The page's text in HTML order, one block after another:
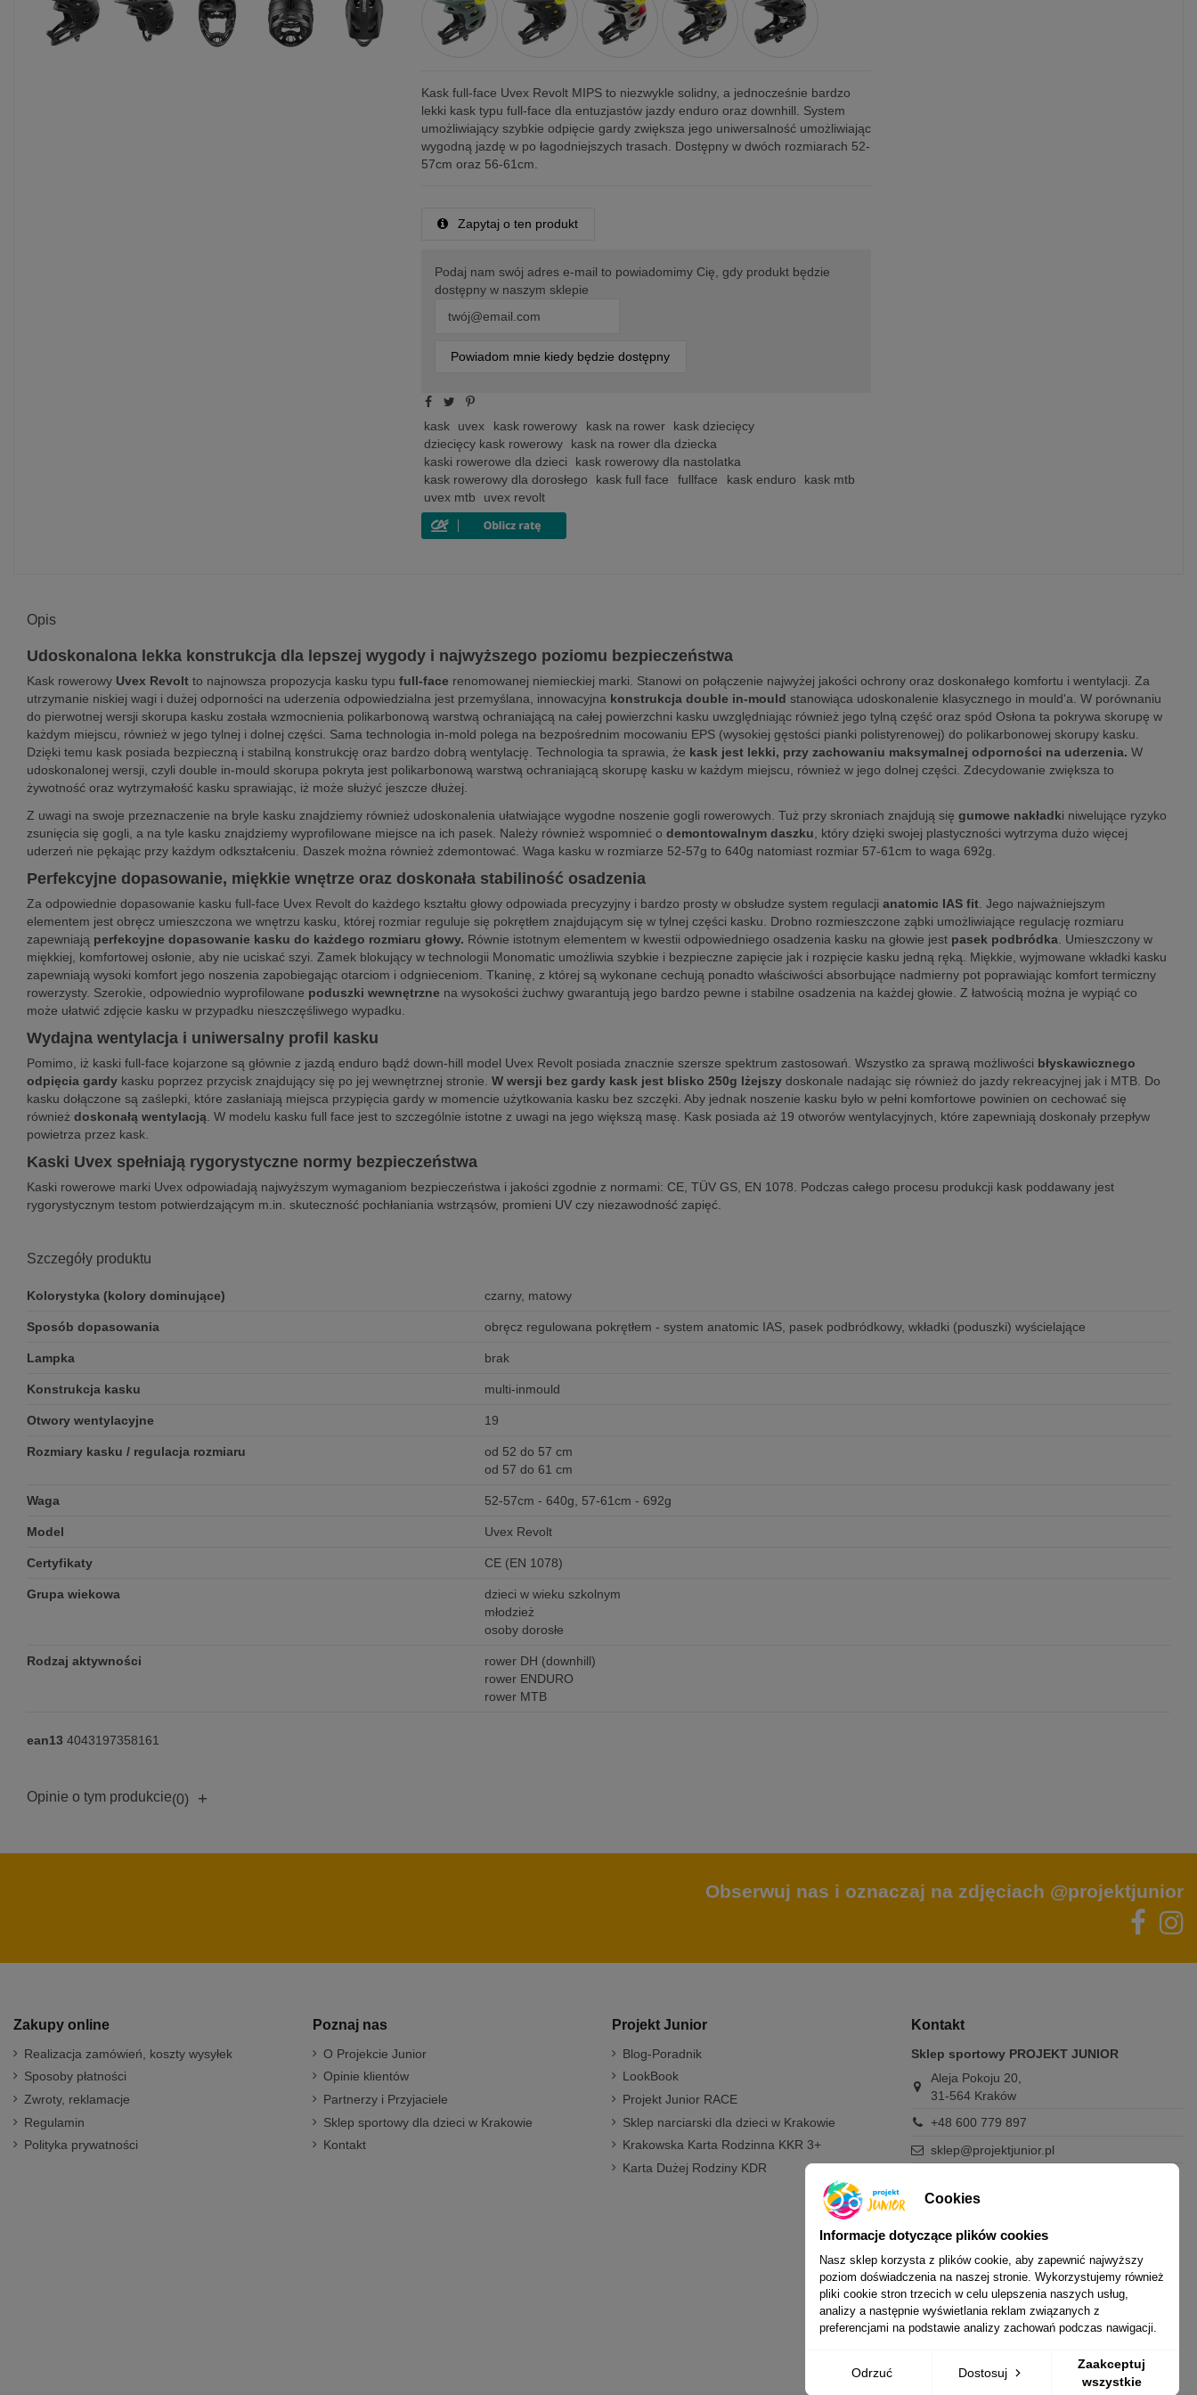
Kask full-face Uvex Revolt MIPS to niezwykle solidny, a jednocześnie bardzo
lekki kask typu full-face dla entuzjastów jazdy enduro oraz downhill. System
umożliwiający szybkie odpięcie gardy zwiększa jego uniwersalność umożliwiając
wygodną jazdę w po łagodniejszych trasach. Dostępny w dwóch rozmiarach 52-
57cm oraz 56-61cm.
Zapytaj o ten produkt
Podaj nam swój adres e-mail to powiadomimy Cię, gdy produkt będzie
dostępny w naszym sklepie
Powiadom mnie kiedy będzie dostępny
kask uvex kask rowerowy kask na rower
kask dziecięcy
dziecięcy kask rowerowy
kask na rower dla dziecka
kaski rowerowe dla dzieci
kask rowerowy dla nastolatka
kask rowerowy dla dorosłego
kask full face fullface kask enduro
kask mtb
uvex mtb
uvex revolt
Opis
Udoskonalona lekka konstrukcja dla lepszej wygody i najwyższego poziomu bezpieczeństwa
Kask rowerowy Uvex Revolt to najnowsza propozycja kasku typu full-face renomowanej niemieckiej marki. Stanowi on połączenie najwyżej jakości ochrony oraz doskonałego komfortu i wentylacji. Za
utrzymanie niskiej wagi i dużej odporności na uderzenia odpowiedzialna jest przemyślana, innowacyjna konstrukcja double in-mould stanowiąca udoskonalenie klasycznego in mould'a. W porównaniu
do pierwotnej wersji skorupa kasku została wzmocnienia polikarbonową warstwą ochraniającą na całej powierzchni kasku uwzględniając również jego tylną część oraz spód Osłona ta pokrywa skorupę w
każdym miejscu, również w jego tylnej i dolnej części. Sama technologia in-mold polega na bezpośrednim mocowaniu EPS (wysokiej gęstości pianki polistyrenowej) do polikarbonowej skorupy kasku.
Dzięki temu kask posiada bezpieczną i stabilną konstrukcję oraz bardzo dobrą wentylację. Technologia ta sprawia, że kask jest lekki, przy zachowaniu maksymalnej odporności na uderzenia. W
udoskonalonej wersji, czyli double in-mould skorupa pokryta jest polikarbonową warstwą ochraniającą skorupę kasku w każdym miejscu, również w jego dolnej części. Zdecydowanie zwiększa to
żywotność oraz wytrzymałość kasku sprawiając, iż może służyć jeszcze dłużej.
Z uwagi na swoje przeznaczenie na bryle kasku znajdziemy również udoskonalenia ułatwiające wygodne noszenie gogli rowerowych. Tuż przy skroniach znajdują się gumowe nakładki niwelujące ryzyko
zsunięcia się gogli, a na tyle kasku znajdziemy wyprofilowane miejsce na ich pasek. Należy również wspomnieć o demontowalnym daszku , który dzięki swojej plastyczności wytrzyma dużo więcej
uderzeń nie pękając przy każdym odkształceniu. Daszek można również zdemontować. Waga kasku w rozmiarze 52-57g to 640g natomiast rozmiar 57-61cm to waga 692g.
Perfekcyjne dopasowanie, miękkie wnętrze oraz doskonała stabiliność osadzenia
Za odpowiednie dopasowanie kasku full-face Uvex Revolt do każdego kształtu głowy odpowiada precyzyjny i bardzo prosty w obsłudze system regulacji anatomic IAS fit . Jego najważniejszym
elementem jest obręcz umieszczona we wnętrzu kasku, której rozmiar reguluje się pokrętłem znajdującym się w tylnej części kasku. Drobno rozmieszczone ząbki umożliwiające regulację rozmiaru
zapewniają perfekcyjne dopasowanie kasku do każdego rozmiaru głowy. Równie istotnym elementem w kwestii odpowiedniego osadzenia kasku na głowie jest pasek podbródka . Umieszczony w
miękkiej, komfortowej osłonie, aby nie uciskać szyi. Zamek blokujący w technologii Monomatic umożliwia szybkie i bezpieczne zapięcie jak i rozpięcie kasku jedną ręką. Miękkie, wyjmowane wkładki kasku
zapewniają wysoki komfort jego noszenia zapobiegając otarciom i odgnieceniom. Tkaninę, z której są wykonane cechują ponadto właściwości absorbujące nadmierny pot poprawiając komfort termiczny
rowerzysty. Szerokie, odpowiednio wyprofilowane poduszki wewnętrzne na wysokości żuchwy gwarantują jego bardzo pewne i stabilne osadzenia na każdej głowie. Z łatwością można je wypiąć co
może ułatwić zdjęcie kasku w przypadku nieszczęśliwego wypadku.
Wydajna wentylacja i uniwersalny profil kasku
Pomimo, iż kaski full-face kojarzone są głównie z jazdą enduro bądź down-hill model Uvex Revolt posiada znacznie szersze spektrum zastosowań. Wszystko za sprawą możliwości błyskawicznego
odpięcia gardy kasku poprzez przycisk znajdujący się po jej wewnętrznej stronie. W wersji bez gardy kask jest blisko 250g lżejszy doskonale nadając się również do jazdy rekreacyjnej jak i MTB. Do
kasku dołączone są zaślepki, które zasłaniają miejsca przypięcia gardy w momencie użytkowania kasku bez szczęki. Aby jednak noszenie kasku było w pełni komfortowe powinien on cechować się
również doskonałą wentylacją. W modelu kasku full face jest to szczególnie istotne z uwagi na jego większą masę. Kask posiada aż 19 otworów wentylacyjnych, które zapewniają doskonały przepływ
powietrza przez kask.
Kaski Uvex spełniają rygorystyczne normy bezpieczeństwa
Kaski rowerowe marki Uvex odpowiadają najwyższym wymaganiom bezpieczeństwa i jakości zgodnie z normami: CE, TÜV GS, EN 1078. Podczas całego procesu produkcji kask poddawany jest
rygorystycznym testom potwierdzającym m.in. skuteczność pochłaniania wstrząsów, promieni UV czy niezawodność zapięć.
Szczegóły produktu
Kolorystyka (kolory dominujące) czarny, matowy
Sposób dopasowania obręcz regulowana pokrętłem - system anatomic IAS, pasek podbródkowy, wkładki (poduszki) wyścielające
Lampka brak
Konstrukcja kasku multi-inmould
Otwory wentylacyjne 19
Rozmiary kasku / regulacja rozmiaru
od 52 do 57 cm
od 57 do 61 cm
Waga 52-57cm - 640g, 57-61cm - 692g
Model Uvex Revolt
Certyfikaty CE (EN 1078)
Grupa wiekowa
dzieci w wieku szkolnym
młodzież
osoby dorosłe
Rodzaj aktywności
rower DH (downhill)
rower ENDURO
rower MTB
ean13 4043197358161
Opinie o tym produkcie(0) +
Obserwuj nas i oznaczaj na zdjęciach @projektjunior
Zakupy online
Realizacja zamówień, koszty wysyłek
Sposoby płatności
Zwroty, reklamacje
Regulamin
Polityka prywatności
Poznaj nas
O Projekcie Junior
Opinie klientów
Partnerzy i Przyjaciele
Sklep sportowy dla dzieci w Krakowie
Kontakt
Projekt Junior
Blog-Poradnik
LookBook
Projekt Junior RACE
Sklep narciarski dla dzieci w Krakowie
Krakowska Karta Rodzinna KKR 3+
Karta Dużej Rodziny KDR
Kontakt
Sklep sportowy PROJEKT JUNIOR
Aleja Pokoju 20,
31-564 Kraków
+48 600 779 897
sklep@projektjunior.pl
poniedziałek - piątek: 11.00-19.00
niedziela (każda): nieczynne
Nie odpowiadamy na wiadomości SMS. W
sprawach dotyczących zamówień i oferty
prosimy o kontakt mailowy, telefoniczny lub
przez Messenger.
Cookies
Informacje dotyczące plików cookies
Nasz sklep korzysta z plików cookie, aby zapewnić najwyższy
poziom doświadczenia na naszej stronie. Wykorzystujemy również
pliki cookie stron trzecich w celu ulepszenia naszych usług,
analizy a następnie wyświetlania reklam związanych z
preferencjami na podstawie analizy zachowań podczas nawigacji.
Odrzuć Dostosuj
Zaakceptuj
wszystkie